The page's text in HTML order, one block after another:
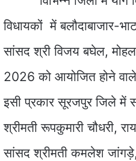
विधायकों में बलौदाबाजार-
सांसद श्री विजय बघेल,
2026 को आयोजित होने वाले
इसी प्रकार सूरजपुर जिले में
श्रीमती रूपकुमारी चौधरी,
सांसद श्रीमती कमलेश